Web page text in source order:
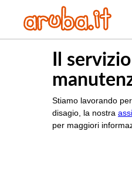
Il
Stiamo lavorando
disagio, la nostra
per maggiori